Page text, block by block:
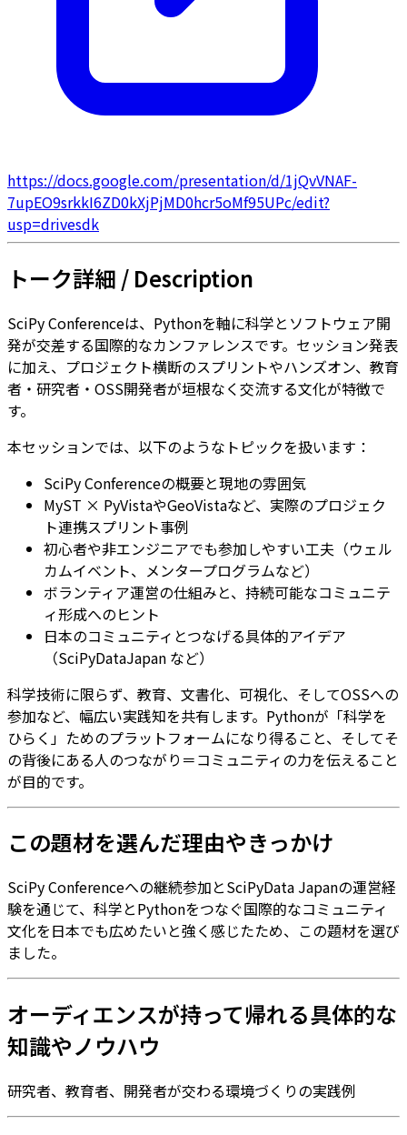
https://docs.google.com/presentation/d/1jQvVNAF-
7upEO9srkkI6ZD0kXjPjMD0hcr5oMf95UPc/edit?
usp=drivesdk
トーク詳細 / Description
SciPy Conferenceは、Pythonを軸に科学とソフトウェア開
発が交差する国際的なカンファレンスです。セッション発表
に加え、プロジェクト横断のスプリントやハンズオン、教育
者・研究者・OSS開発者が垣根なく交流する文化が特徴で
す。
本セッションでは、以下のようなトピックを扱います：
SciPy Conferenceの概要と現地の雰囲気
MyST × PyVistaやGeoVistaなど、実際のプロジェク
ト連携スプリント事例
初心者や非エンジニアでも参加しやすい工夫（ウェル
カムイベント、メンタープログラムなど）
ボランティア運営の仕組みと、持続可能なコミュニテ
ィ形成へのヒント
日本のコミュニティとつなげる具体的アイデア
（SciPyDataJapan など）
科学技術に限らず、教育、文書化、可視化、そしてOSSへの
参加など、幅広い実践知を共有します。Pythonが「科学を
ひらく」ためのプラットフォームになり得ること、そしてそ
の背後にある人のつながり＝コミュニティの力を伝えること
が目的です。
この題材を選んだ理由やきっかけ
SciPy Conferenceへの継続参加とSciPyData Japanの運営経
験を通じて、科学とPythonをつなぐ国際的なコミュニティ
文化を日本でも広めたいと強く感じたため、この題材を選び
ました。
オーディエンスが持って帰れる具体的な
知識やノウハウ
研究者、教育者、開発者が交わる環境づくりの実践例